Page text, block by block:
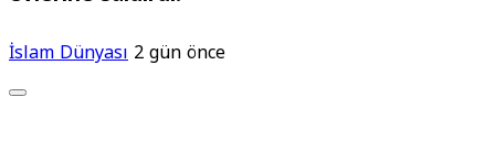
İslam Dünyası2 gün önce